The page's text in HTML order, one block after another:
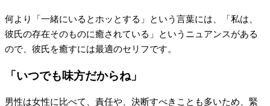
何より「一緒にいるとホッとする」という言葉には、「私は、
彼氏の存在そのものに癒されている」というニュアンスがある
ので、彼氏を癒すには最適のセリフです。
「いつでも味方だからね」
男性は女性に比べて、責任や、決断すべきことも多いため、緊